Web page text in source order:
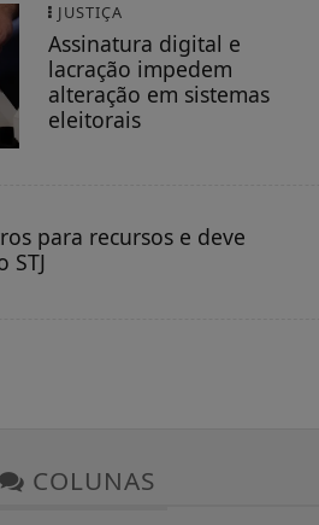
JUSTIÇA
Assinatura digital e
lacração impedem
alteração em sistemas
eleitorais
para recursos e deve
STJ
COLUNAS